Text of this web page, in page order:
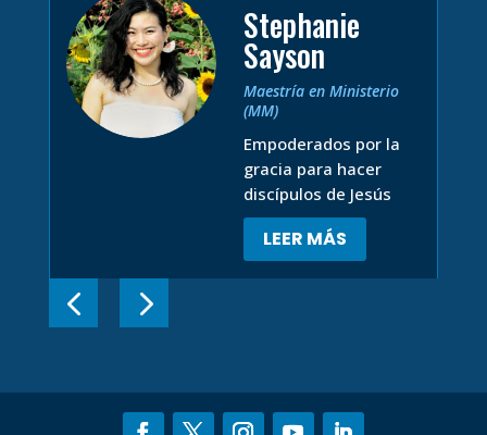
Stephanie
Sayson
Maestría en Ministerio
(MM)
Empoderados por la
gracia para hacer
discípulos de Jesús
LEER MÁS